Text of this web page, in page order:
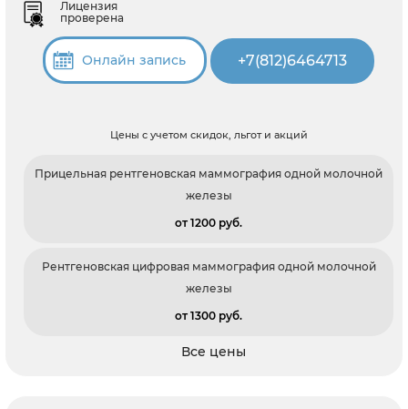
Лицензия
проверена
Онлайн запись +7(812)6464713
Цены с учетом скидок, льгот и акций
Прицельная рентгеновская маммография одной молочной
железы
от 1200 pуб.
Рентгеновская цифровая маммография одной молочной
железы
от 1300 pуб.
Все цены